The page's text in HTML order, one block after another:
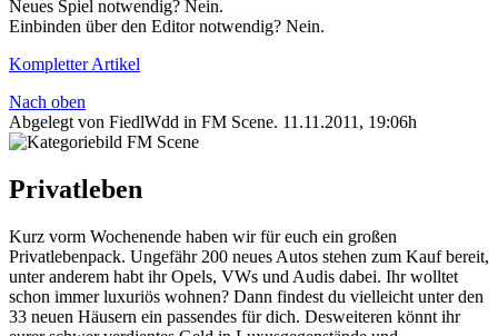
Neues Spiel notwendig? Nein.
Einbinden über den Editor notwendig? Nein.
Kompletter Artikel
Nach oben
Abgelegt von FiedlWdd in FM Scene. 11.11.2011, 19:06h
Privatleben
Kurz vorm Wochenende haben wir für euch ein großen
Privatlebenpack. Ungefähr 200 neues Autos stehen zum Kauf bereit,
unter anderem habt ihr Opels, VWs und Audis dabei. Ihr wolltet
schon immer luxuriös wohnen? Dann findest du vielleicht unter den
33 neuen Häusern ein passendes für dich. Desweiteren könnt ihr